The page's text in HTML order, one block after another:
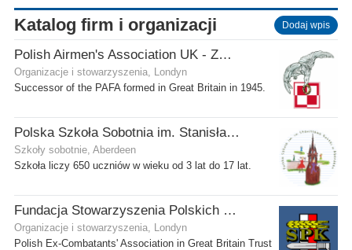
Katalog firm i organizacji Dodaj wpis
Polish Airmen's Association UK - Związek Lotników Polskich WB
Organizacje i stowarzyszenia, Londyn
Successor of the PAFA formed in Great Britain in 1945.
Polska Szkoła Sobotnia im. Stanisława Kostki
Szkoły sobotnie, Aberdeen
Szkoła liczy 650 uczniów w wieku od 3 lat do 17 lat.
Fundacja Stowarzyszenia Polskich Kombatantów w Wielkiej Brytanii
Organizacje i stowarzyszenia, Londyn
Polish Ex-Combatants' Association in Great Britain Trust